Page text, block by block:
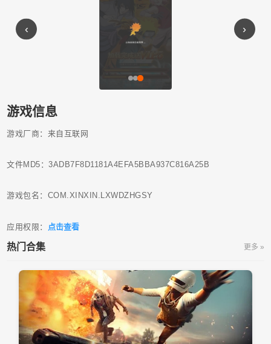
‹ ›
游戏信息
游戏厂商：来自互联网
文件MD5：3ADB7F8D1181A4EFA5BBA937C816A25B
游戏包名：COM.XINXIN.LXWDZHGSY
应用权限： 点击查看
热门合集 更多 »